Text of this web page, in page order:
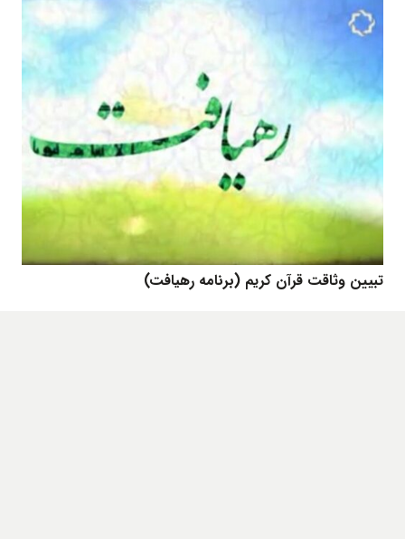
تبیین وثاقت قرآن کریم (برنامه رهیافت)